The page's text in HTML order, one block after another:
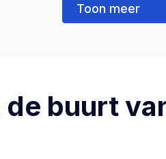
Toon meer
buurt